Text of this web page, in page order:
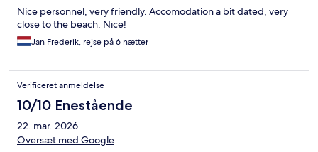
Nice personnel, very friendly. Accomodation a bit dated, very
close to the beach. Nice!
Jan Frederik, rejse på 6 nætter
Verificeret anmeldelse
10/10 Enestående
22. mar. 2026
Oversæt med Google